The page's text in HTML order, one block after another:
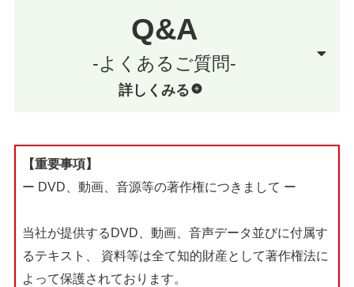
Q&A
-よくあるご質問-
詳しくみる
【重要事項】
ー DVD、動画、音源等の著作権につきまして ー
当社が提供するDVD、動画、音声データ並びに付属す
るテキスト、
資料等は全て知的財産として著作権法に
よって保護されております。